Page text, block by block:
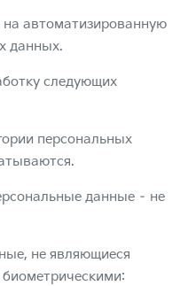
на автоматизированную
данных.
следующих
персональных
данные – не
не являющиеся